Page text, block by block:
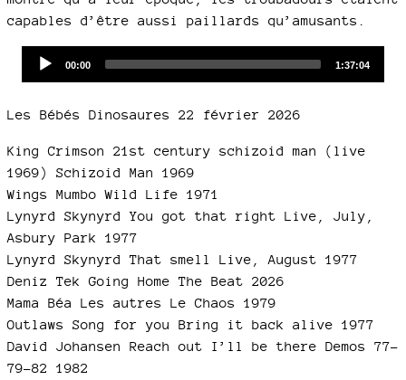
capables d’être aussi paillards qu’amusants.
Current
00:00
Total
1:37:04
Les Bébés Dinosaures 22 février 2026
King Crimson 21st century schizoid man (live
1969) Schizoid Man 1969
Wings Mumbo Wild Life 1971
Lynyrd Skynyrd You got that right Live, July,
Asbury Park 1977
Lynyrd Skynyrd That smell Live, August 1977
Deniz Tek Going Home The Beat 2026
Mama Béa Les autres Le Chaos 1979
Outlaws Song for you Bring it back alive 1977
David Johansen Reach out I’ll be there Demos 77-
79-82 1982